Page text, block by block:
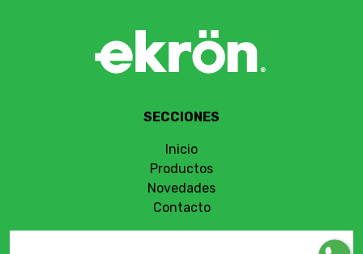
SECCIONES
Inicio
Productos
Novedades
Contacto